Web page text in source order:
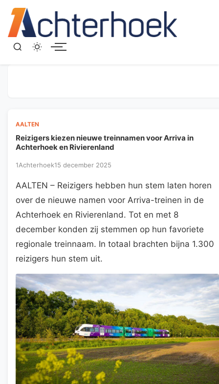
AALTEN
Reizigers kiezen nieuwe treinnamen voor Arriva in
Achterhoek en Rivierenland
1Achterhoek15 december 2025
AALTEN – Reizigers hebben hun stem laten horen
over de nieuwe namen voor Arriva-treinen in de
Achterhoek en Rivierenland. Tot en met 8
december konden zij stemmen op hun favoriete
regionale treinnaam. In totaal brachten bijna 1.300
reizigers hun stem uit.